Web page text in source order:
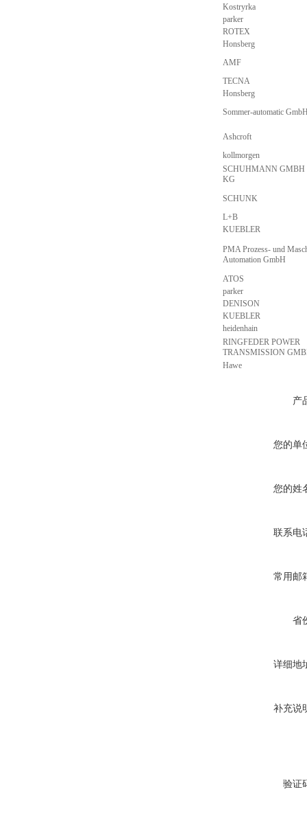
Kostryrka
parker
ROTEX
Honsberg
AMF
TECNA
Honsberg
Sommer-automatic
Ashcroft
kollmorgen
SCHUHMANN GMBH
KG
SCHUNK
L+B
KUEBLER
PMA Prozess- und
Automation GmbH
ATOS
parker
DENISON
KUEBLER
heidenhain
RINGFEDER POWER
TRANSMISSION
Hawe
产
您的单
您的姓
联系电
常用邮
省
详细地
补充说
验证